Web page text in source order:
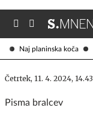
Naj planinska koča
Četrtek, 11. 4. 2024, 14.43
Pisma bralcev